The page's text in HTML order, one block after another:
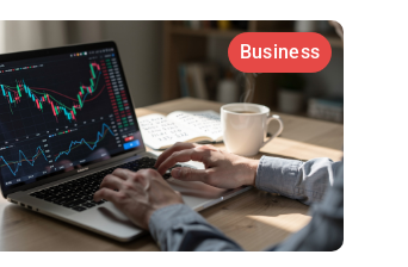
Business